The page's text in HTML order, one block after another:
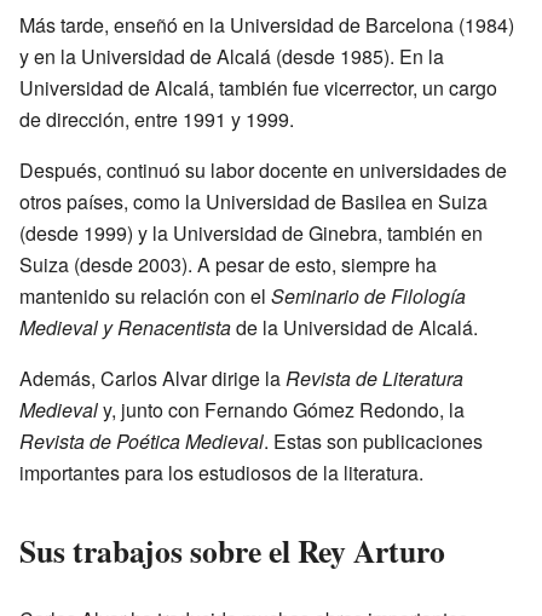
Más tarde, enseñó en la Universidad de Barcelona (1984)
y en la Universidad de Alcalá (desde 1985). En la
Universidad de Alcalá, también fue vicerrector, un cargo
de dirección, entre 1991 y 1999.
Después, continuó su labor docente en universidades de
otros países, como la Universidad de Basilea en Suiza
(desde 1999) y la Universidad de Ginebra, también en
Suiza (desde 2003). A pesar de esto, siempre ha
mantenido su relación con el Seminario de Filología
Medieval y Renacentistade la Universidad de Alcalá.
Además, Carlos Alvar dirige laRevista de Literatura
Medievaly, junto con Fernando Gómez Redondo, la
Revista de Poética Medieval. Estas son publicaciones
importantes para los estudiosos de la literatura.
Sus trabajos sobre el Rey Arturo